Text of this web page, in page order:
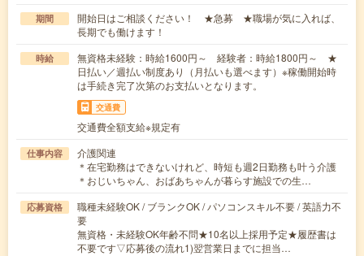
期間
開始日はご相談ください！ ★急募 ★職場が気に入れば、
長期でも働けます！
時給
無資格未経験：時給1600円～ 経験者：時給1800円～ ★
日払い／週払い制度あり（月払いも選べます）※稼働開始時
は手続き完了次第のお支払いとなります。
交通費
交通費全額支給※規定有
仕事内容
介護関連
＊在宅勤務はできないけれど、時短も週2日勤務も叶う介護
＊おじいちゃん、おばあちゃんが暮らす施設での生…
応募資格
職種未経験OK / ブランクOK / パソコンスキル不要 / 英語力不
要
無資格・未経験OK年齢不問★10名以上採用予定★履歴書は
不要です▽応募後の流れ1)翌営業日までに担当…